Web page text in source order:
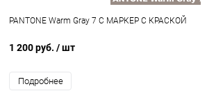
PANTONE Warm Gray 7 C МАРКЕР С КРАСКОЙ
1 200 руб. / шт
Подробнее